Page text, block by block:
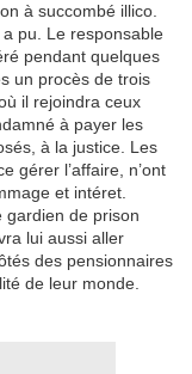
à succombé illico.
pu. Le responsable
pendant quelques
un procès de trois
il rejoindra ceux
à payer les
à la justice. Les
gérer l’affaire, n’ont
et intéret.
gardien de prison
lui aussi aller
des pensionnaires
de leur monde.